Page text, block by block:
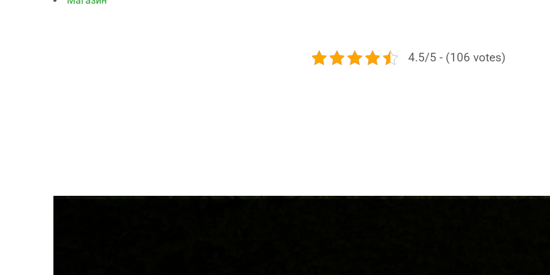
4.5/5 - (106 votes)